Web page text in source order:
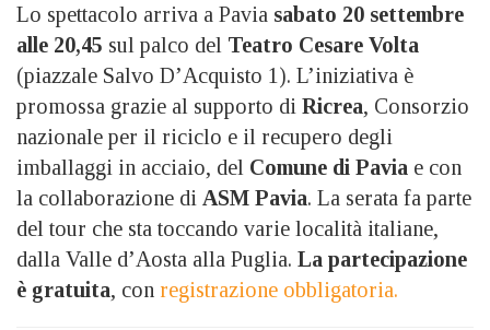
Lo spettacolo arriva a Pavia sabato 20 settembre
alle 20,45 sul palco del Teatro Cesare Volta
(piazzale Salvo D’Acquisto 1). L’iniziativa è
promossa grazie al supporto di Ricrea, Consorzio
nazionale per il riciclo e il recupero degli
imballaggi in acciaio, del Comune di Pavia e con
la collaborazione di ASM Pavia. La serata fa parte
del tour che sta toccando varie località italiane,
dalla Valle d’Aosta alla Puglia. La partecipazione
è gratuita, con registrazione obbligatoria.